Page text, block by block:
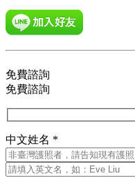
免費諮詢
免費諮詢
中文姓名 *